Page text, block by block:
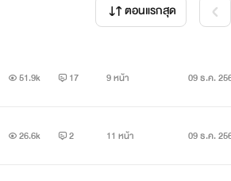
ตอนแรกสุด
51.9k 17 9 หน้า 09 ธ.ค.
26.6k 2 11 หน้า 09 ธ.ค.